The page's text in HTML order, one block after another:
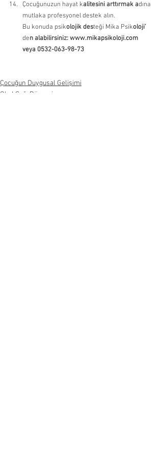
Çocuğunuzun hayat kalitesini arttırmak adına
mutlaka profesyonel destek alın.
Bu konuda psikolojik desteği Mika Psikoloji’
den alabilirsiniz: www.mikapsikoloji.com
veya 0532-063-98-73
Çocuğun Duygusal Gelişimi
Okul Çağı Dönemi